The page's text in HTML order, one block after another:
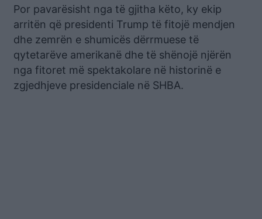
Por pavarësisht nga të gjitha këto, ky ekip
arritën që presidenti Trump të fitojë mendjen
dhe zemrën e shumicës dërrmuese të
qytetarëve amerikanë dhe të shënojë njërën
nga fitoret më spektakolare në historinë e
zgjedhjeve presidenciale në SHBA.